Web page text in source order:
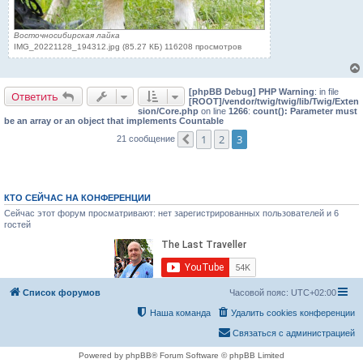
Восточносибирская лайка
IMG_20221128_194312.jpg (85.27 КБ) 116208 просмотров
Ответить [phpBB Debug] PHP Warning: in file
[ROOT]/vendor/twig/twig/lib/Twig/Exten
sion/Core.php on line 1266: count(): Parameter must
be an array or an object that implements Countable
21 сообщение
Пред.
1 2 3
КТО СЕЙЧАС НА КОНФЕРЕНЦИИ
Сейчас этот форум просматривают: нет зарегистрированных пользователей и 6
гостей
Список форумов Часовой пояс: UTC+02:00
Удалить cookies конференции
Наша команда
Связаться с администрацией
Powered by phpBB® Forum Software © phpBB Limited